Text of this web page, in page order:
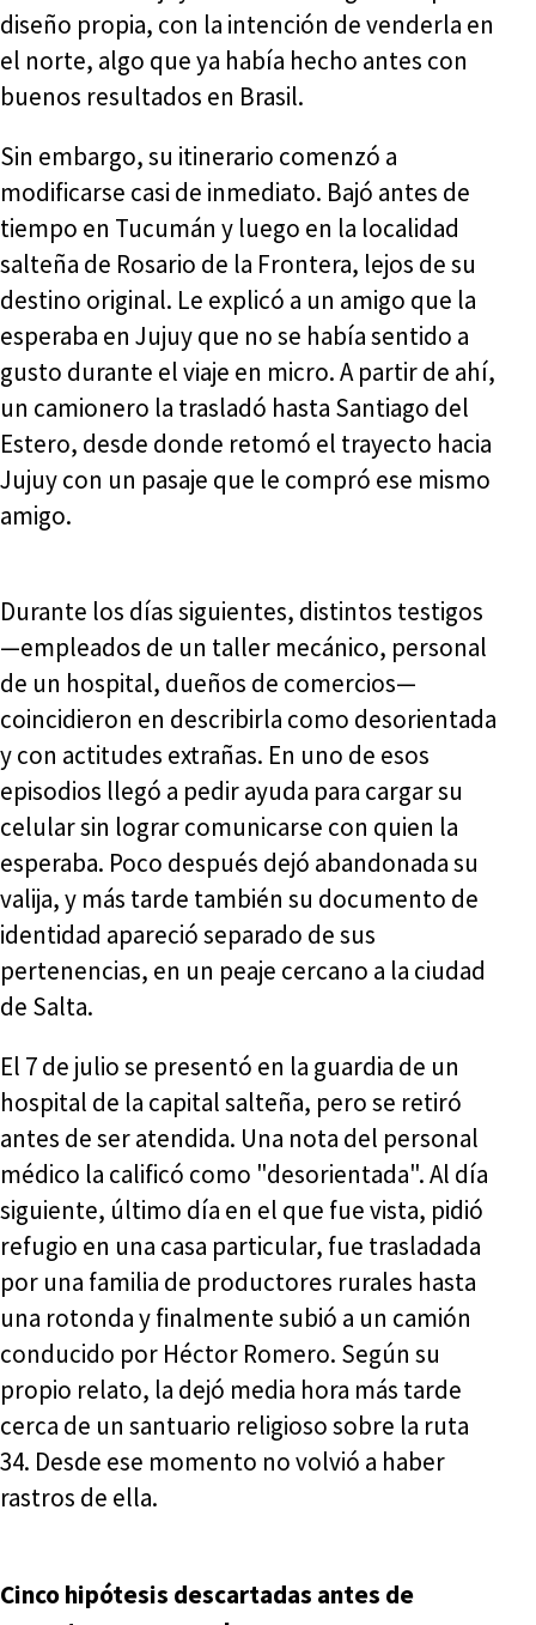
diseño propia, con la intención de venderla en
el norte, algo que ya había hecho antes con
buenos resultados en Brasil.
Sin embargo, su itinerario comenzó a
modificarse casi de inmediato. Bajó antes de
tiempo en Tucumán y luego en la localidad
salteña de Rosario de la Frontera, lejos de su
destino original. Le explicó a un amigo que la
esperaba en Jujuy que no se había sentido a
gusto durante el viaje en micro. A partir de ahí,
un camionero la trasladó hasta Santiago del
Estero, desde donde retomó el trayecto hacia
Jujuy con un pasaje que le compró ese mismo
amigo.
Durante los días siguientes, distintos testigos
—empleados de un taller mecánico, personal
de un hospital, dueños de comercios—
coincidieron en describirla como desorientada
y con actitudes extrañas. En uno de esos
episodios llegó a pedir ayuda para cargar su
celular sin lograr comunicarse con quien la
esperaba. Poco después dejó abandonada su
valija, y más tarde también su documento de
identidad apareció separado de sus
pertenencias, en un peaje cercano a la ciudad
de Salta.
El 7 de julio se presentó en la guardia de un
hospital de la capital salteña, pero se retiró
antes de ser atendida. Una nota del personal
médico la calificó como "desorientada". Al día
siguiente, último día en el que fue vista, pidió
refugio en una casa particular, fue trasladada
por una familia de productores rurales hasta
una rotonda y finalmente subió a un camión
conducido por Héctor Romero. Según su
propio relato, la dejó media hora más tarde
cerca de un santuario religioso sobre la ruta
34. Desde ese momento no volvió a haber
rastros de ella.
Cinco hipótesis descartadas antes de